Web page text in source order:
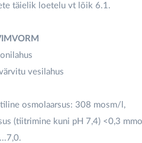
täielik loetelu vt lõik 6.1.
vesilahus
osmolaarsus: 308 mosm/l,
(tiitrimine kuni pH 7,4) <0,3